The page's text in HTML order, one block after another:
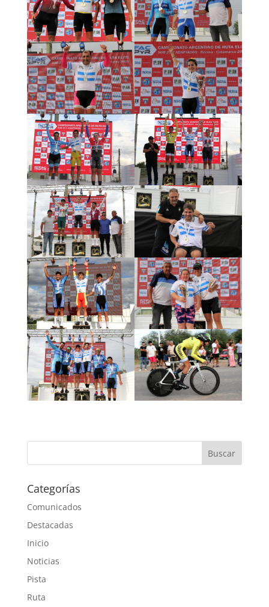
Categorías
Comunicados
Destacadas
Inicio
Noticias
Pista
Ruta